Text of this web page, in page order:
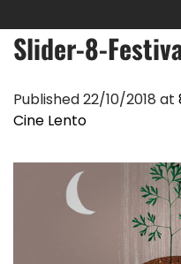
Slider-8-
Published 22/10/2018 at
Cine Lento